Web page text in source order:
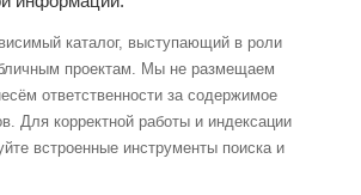
каталог, выступающий в роли
проектам. Мы не размещаем
ответственности за содержимое
Для корректной работы и индексации
встроенные инструменты поиска и